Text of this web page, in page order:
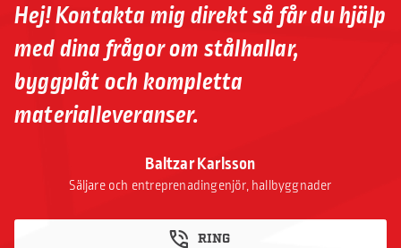
Baltzar Karlsson
Säljare och entreprenadingenjör, hallbyggnader
RING
Hej! Kontakta mig direkt så får du hjälp
med dina frågor om stålhallar,
byggplåt och kompletta
materialleveranser.